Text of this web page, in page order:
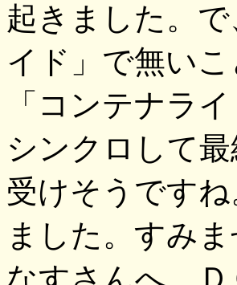
起きました。
イド」で無い
「コンテナラ
シンクロして
受けそうです
ました。すみ